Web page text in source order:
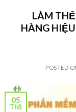
LÀM
HÀNG
POSTED
05
Th8